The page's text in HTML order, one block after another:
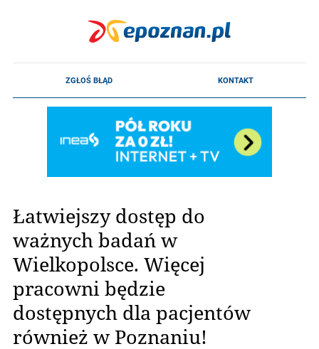
Łatwiejszy dostęp do
ważnych badań w
Wielkopolsce. Więcej
pracowni będzie
dostępnych dla pacjentów
również w Poznaniu!